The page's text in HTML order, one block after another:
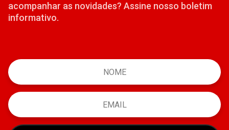
acompanhar as novidades? Assine nosso boletim
informativo.